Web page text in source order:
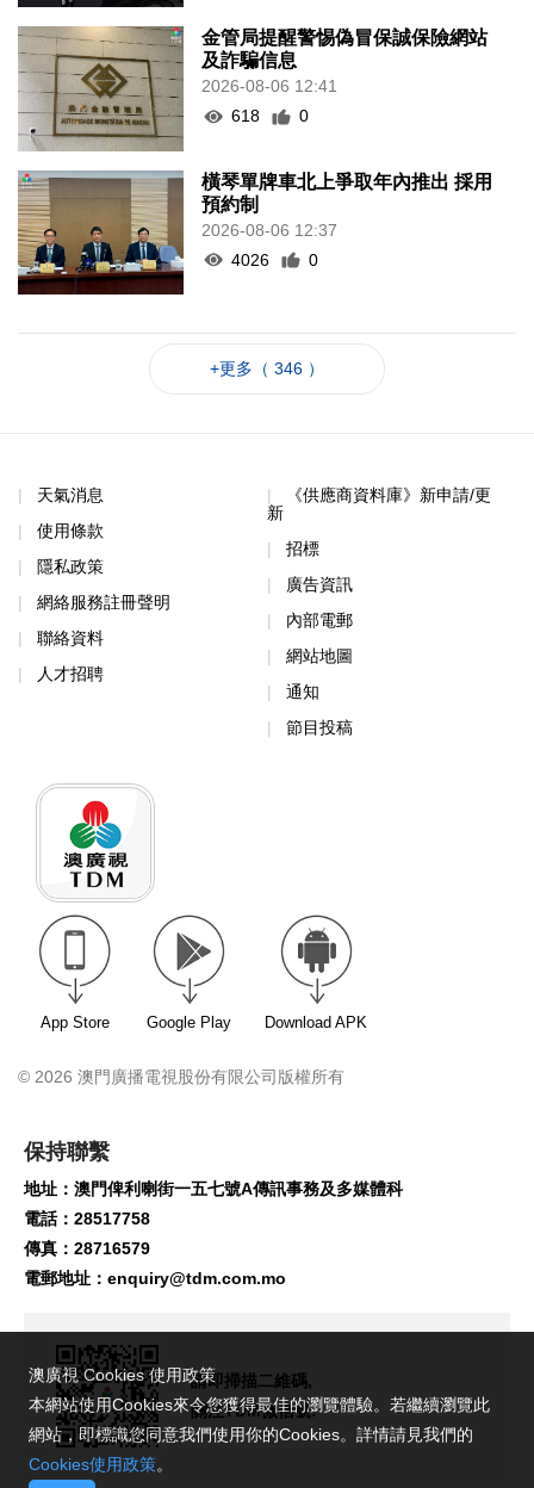
金管局提醒警惕偽冒保誠保險網站
及詐騙信息
2026-08-06 12:41
618
0
橫琴單牌車北上爭取年內推出 採用
預約制
2026-08-06 12:37
4026
0
+更多（ 346 ）
天氣消息
使用條款
隱私政策
網絡服務註冊聲明
聯絡資料
人才招聘
《供應商資料庫》新申請/更
新
招標
廣告資訊
內部電郵
網站地圖
通知
節目投稿
App Store Google Play Download APK
© 2026 澳門廣播電視股份有限公司版權所有
保持聯繫
地址：澳門俾利喇街一五七號A傳訊事務及多媒體科
電話：28517758
傳真：28716579
電郵地址： enquiry@tdm.com.mo
請即掃描二維碼,
關注TDM微信號!
澳廣視 Cookies 使用政策
本網站使用Cookies來令您獲得最佳的瀏覽體驗。若繼續瀏覽此
網站，即標識您同意我們使用你的Cookies。詳情請見我們的
Cookies使用政策。